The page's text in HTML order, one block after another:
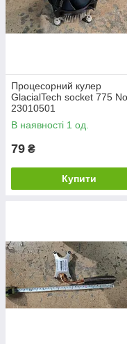
Процесорний кулер
GlacialTech socket 775 No
23010501
В наявності 1 од.
79 ₴
Купити